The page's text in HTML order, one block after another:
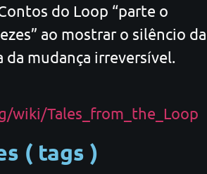
do Loop “parte o
ao mostrar o silêncio da
da mudança irreversível.
wiki/Tales_from_the_Loop
( tags )